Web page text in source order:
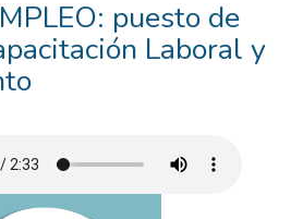
puesto de
Laboral y